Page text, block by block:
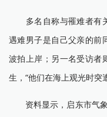
多名自称与罹难者有关
遇难男子是自己父亲的前
波拍上岸；另一名受访者
生，“他们在海上观光时突
资料显示，启东市气象